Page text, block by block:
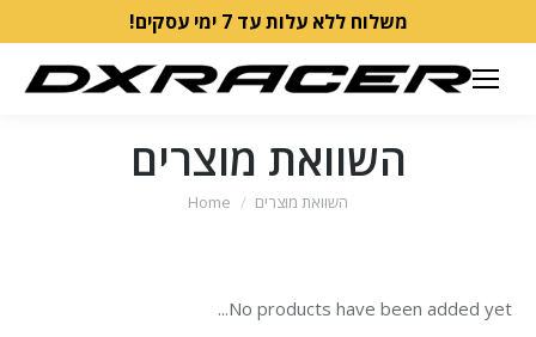
משלוח ללא עלות עד 7 ימי עסקים!
השוואת מוצרים
You are here:
Home השוואת מוצרים
No products have been added yet...